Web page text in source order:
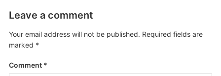
Leave a comment
Your email address will not be published. Required fields are
marked *
Comment *